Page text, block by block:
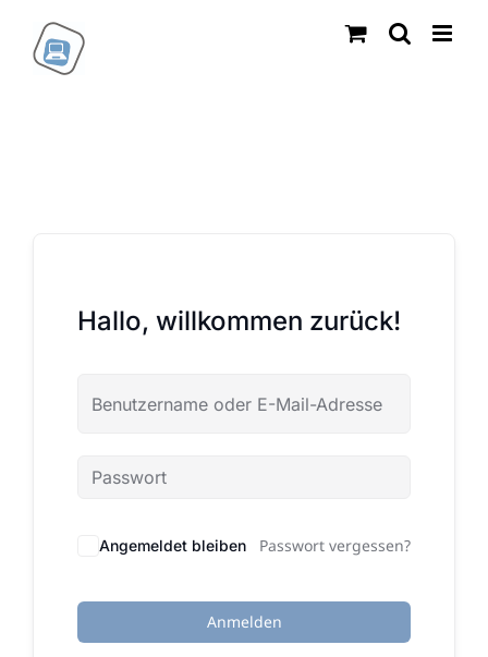
Inhalt
springen
Hallo, willkommen zurück!
Angemeldet bleiben Passwort vergessen?
Anmelden